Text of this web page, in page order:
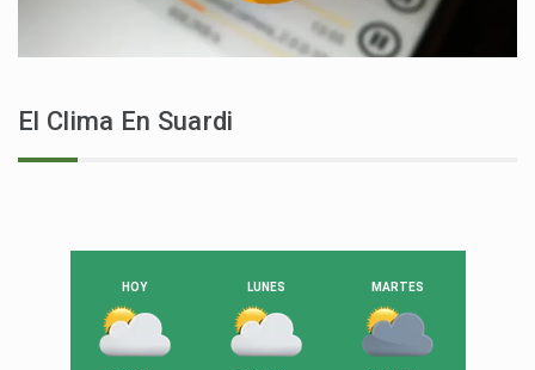
El Clima En Suardi